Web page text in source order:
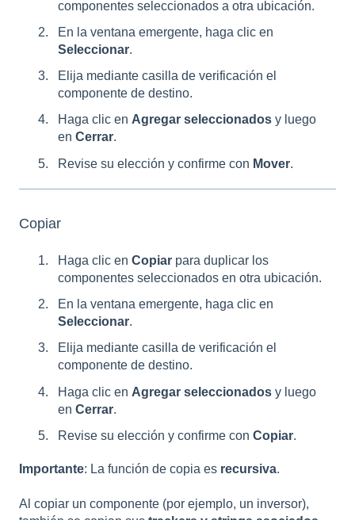
componentes seleccionados a otra ubicación.
En la ventana emergente, haga clic en
Seleccionar.
Elija mediante casilla de verificación el
componente de destino.
Haga clic en Agregar seleccionados y luego
en Cerrar.
Revise su elección y confirme con Mover.
Copiar
Haga clic en Copiar para duplicar los
componentes seleccionados en otra ubicación.
En la ventana emergente, haga clic en
Seleccionar.
Elija mediante casilla de verificación el
componente de destino.
Haga clic en Agregar seleccionados y luego
en Cerrar.
Revise su elección y confirme con Copiar.
Importante: La función de copia es recursiva.
Al copiar un componente (por ejemplo, un inversor),